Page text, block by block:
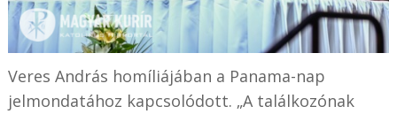
Veres András homíliájában a Panama-nap
jelmondatához kapcsolódott. „A találkozónak